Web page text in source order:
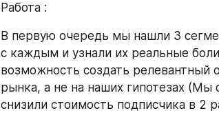
Работа :
В первую очередь мы нашли 3
с каждым и узнали их реальные
возможность создать релевантный
рынка, а не на наших гипотезах (Мы
снизили стоимость подписчика в 2